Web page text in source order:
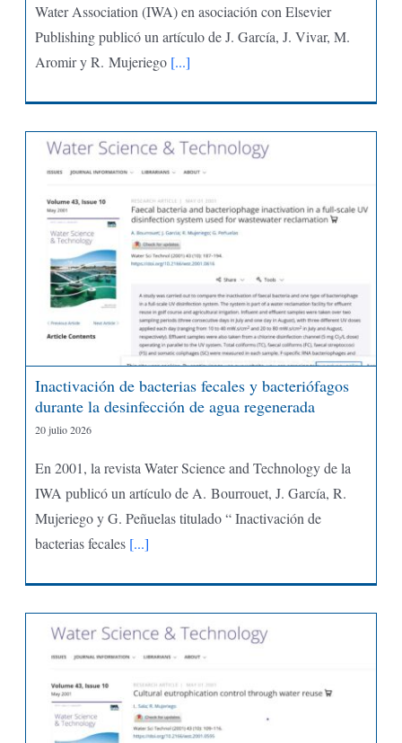
Water Association (IWA) en asociación con Elsevier
Publishing publicó un artículo de J. García, J. Vivar, M.
Aromir y R. Mujeriego [...]
Inactivación de bacterias fecales y bacteriófagos
durante la desinfección de agua regenerada
20 julio 2026
En 2001, la revista Water Science and Technology de la
IWA publicó un artículo de A. Bourrouet, J. García, R.
Mujeriego y G. Peñuelas titulado “ Inactivación de
bacterias fecales [...]